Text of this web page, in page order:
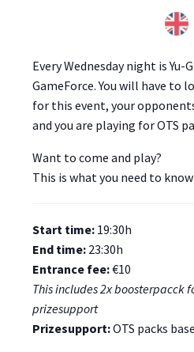
Every Wednesday night is
GameForce. You will have to
for this event, your
and you are playing for OTS
Want to come and play?
This is what you need to
Start time: 19:30h
End time: 23:30h
Entrance fee:€10
This includes 2x boosterpacck
prizesupport
Prizesupport:OTS packs